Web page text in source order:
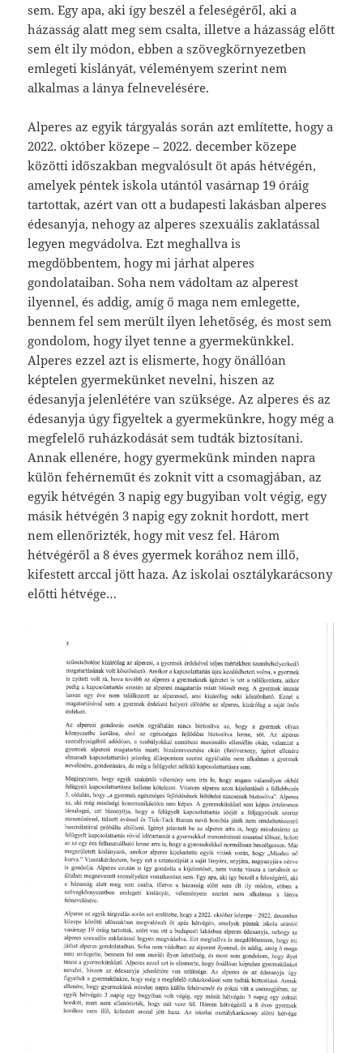
sem. Egy apa, aki így beszél a feleségéről, aki a
házasság alatt meg sem csalta, illetve a házasság előtt
sem élt ily módon, ebben a szövegkörnyezetben
emlegeti kislányát, véleményem szerint nem
alkalmas a lánya felnevelésére.
Alperes az egyik tárgyalás során azt említette, hogy a
2022. október közepe – 2022. december közepe
közötti időszakban megvalósult öt apás hétvégén,
amelyek péntek iskola után­tól vasárnap 19 óráig
tartottak, azért van ott a budapesti lakásban alperes
édesanyja, nehogy az alperes szexuális zaklatással
legyen megvádolva. Ezt meghallva is
megdöbbentem, hogy mi járhat alperes
gondolataiban. Soha nem vádoltam az alperest
ilyennel, és addig, amíg ő maga nem emlegette,
bennem fel sem merült ilyen lehetőség, és most sem
gondolom, hogy ilyet tenne a gyermekünkkel.
Alperes ezzel azt is elismerte, hogy önállóan
képtelen gyermekünket nevelni, hiszen az
édesanyja jelenlétére van szüksége. Az alperes és az
édesanyja úgy figyeltek a gyermekünkre, hogy még a
megfelelő ruházkodását sem tudták biztosítani.
Annak ellenére, hogy gyermekünk minden napra
külön fehérneműt és zoknit vitt a csomagjában, az
egyik hétvégén 3 napig egy bugyiban volt végig, egy
másik hétvégén 3 napig egy zoknit hordott, mert
nem ellenőrizték, hogy mit vesz fel. Három
hétvégéről a 8 éves gyermek korához nem illő,
kifestett arccal jött haza. Az iskolai osztálykarácsony
előtti hétvége…